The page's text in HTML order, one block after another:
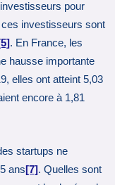
pour
investisseurs sont
. En France, les
hausse importante
elles ont atteint 5,03
encore à 1,81
startups ne
ans[7]. Quelles sont